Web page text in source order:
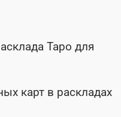
Таро для
карт в раскладах